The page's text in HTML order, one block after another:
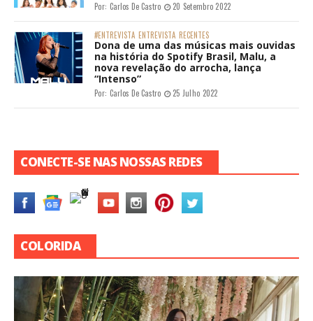
Por: Carlos De Castro 20 Setembro 2022
#ENTREVISTA ENTREVISTA RECENTES
Dona de uma das músicas mais ouvidas
na história do Spotify Brasil, Malu, a
nova revelação do arrocha, lança
“Intenso”
Por: Carlos De Castro 25 Julho 2022
CONECTE-SE NAS NOSSAS REDES
COLORIDA